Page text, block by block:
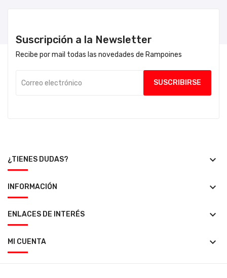
Suscripción a la Newsletter
Recibe por mail todas las novedades de Rampoines
¿TIENES DUDAS? keyboard_arrow_down
INFORMACIÓN keyboard_arrow_down
ENLACES DE INTERÉS keyboard_arrow_down
MI CUENTA keyboard_arrow_down